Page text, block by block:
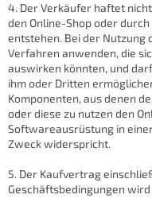
4. Der Verkäufer haftet
den Online-Shop oder
entstehen. Bei der Nutzung
Verfahren anwenden, die
auswirken könnten, und
ihm oder Dritten
Komponenten, aus denen
oder diese zu nutzen den
Softwareausrüstung in
Zweck widerspricht.
5. Der Kaufvertrag
Geschäftsbedingungen